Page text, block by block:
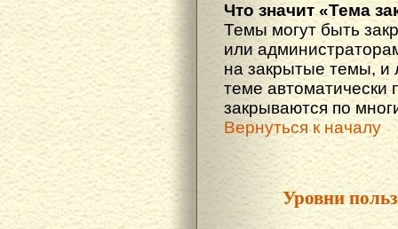
Что значит «Тема
Темы могут быть
или
на закрытые темы, и
теме автоматически
закрываются по
Вернуться к началу
Уровни